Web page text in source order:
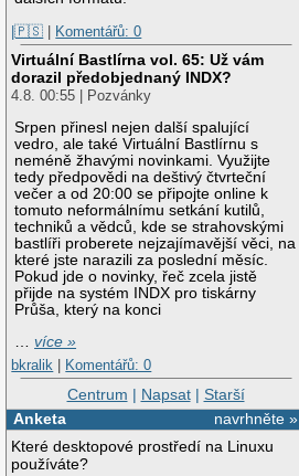
|🇵🇸 | Komentářů: 0
Virtuální Bastlírna vol. 65: Už vám
dorazil předobjednaný INDX?
4.8. 00:55 | Pozvánky
Srpen přinesl nejen další spalující
vedro, ale také Virtuální Bastlírnu s
neméně žhavými novinkami. Využijte
tedy předpovědi na deštivý čtvrteční
večer a od 20:00 se připojte online k
tomuto neformálnímu setkání kutilů,
techniků a vědců, kde se strahovskými
bastlíři proberete nejzajímavější věci, na
které jste narazili za poslední měsíc.
Pokud jde o novinky, řeč zcela jistě
přijde na systém INDX pro tiskárny
Průša, který na konci
…více »
bkralik
Komentářů: 0
Centrum | Napsat| Starší
navrhněte »
Anketa
Které desktopové prostředí na Linuxu
používáte?